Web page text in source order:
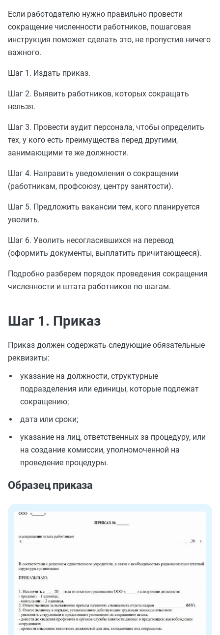
Если работодателю нужно правильно провести
сокращение численности работников, пошаговая
инструкция поможет сделать это, не пропустив ничего
важного.
Шаг 1. Издать приказ.
Шаг 2. Выявить работников, которых сокращать
нельзя.
Шаг 3. Провести аудит персонала, чтобы определить
тех, у кого есть преимущества перед другими,
занимающими те же должности.
Шаг 4. Направить уведомления о сокращении
(работникам, профсоюзу, центру занятости).
Шаг 5. Предложить вакансии тем, кого планируется
уволить.
Шаг 6. Уволить несогласившихся на перевод
(оформить документы, выплатить причитающееся).
Подробно разберем порядок проведения сокращения
численности и штата работников по шагам.
Шаг 1. Приказ
Приказ должен содержать следующие обязательные
реквизиты:
указание на должности, структурные
подразделения или единицы, которые подлежат
сокращению;
дата или сроки;
указание на лиц, ответственных за процедуру, или
на создание комиссии, уполномоченной на
проведение процедуры.
Образец приказа